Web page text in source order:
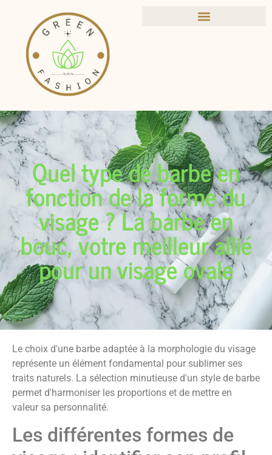
Quel type de barbe en
fonction de la forme du
visage ? La barbe en
bouc, votre meilleur allié
pour un visage ovale
Le choix d'une barbe adaptée à la morphologie du visage
représente un élément fondamental pour sublimer ses
traits naturels. La sélection minutieuse d'un style de barbe
permet d'harmoniser les proportions et de mettre en
valeur sa personnalité.
Les différentes formes de